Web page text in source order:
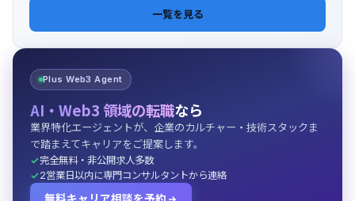
一覧を見る
Plus Web3 Agent
AI・Web3 領域の転職なら
業界特化エージェントが、企業のカルチャー・技術スタックま
で踏まえてキャリアをご提案します。
完全無料・非公開求人多数
2営業日以内に専門コンサルタントから連絡